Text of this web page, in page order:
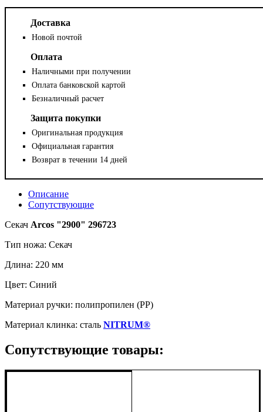
Доставка
Новой почтой
Оплата
Наличными при получении
Оплата банковской картой
Безналичный расчет
Защита покупки
Оригинальная продукция
Официальная гарантия
Возврат в течении 14 дней
Описание
Сопутствующие
Секач Arcos "2900" 296723
Тип ножа: Секач
Длина: 220 мм
Цвет: Синий
Материал ручки: полипропилен (PP)
Материал клинка: сталь NITRUM®
Сопутствующие товары: